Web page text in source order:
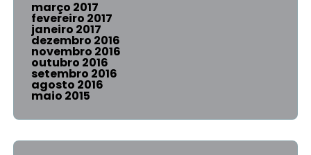
março 2017
fevereiro 2017
janeiro 2017
dezembro 2016
novembro 2016
outubro 2016
setembro 2016
agosto 2016
maio 2015